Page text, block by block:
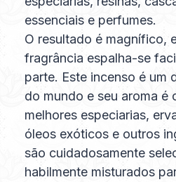
essenciais e perfumes.
O resultado é magnífico,
fragrância espalha-se
parte. Este incenso é um
do mundo e seu aroma é
melhores especiarias,
óleos exóticos e outros
são cuidadosamente
habilmente misturados